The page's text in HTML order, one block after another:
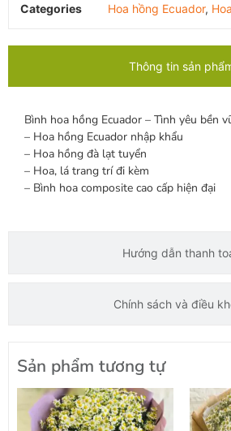
Categories
Hoa hồng Ecuador,
Thông tin sản
Hướng dẫn thanh
Chính sách và điều
Bình hoa hồng Ecuador – Tình yêu bền
– Hoa hồng Ecuador nhập khẩu
– Hoa hồng đà lạt tuyển
– Hoa, lá trang trí đi kèm
– Bình hoa composite cao cấp hiện đại
Sản phẩm tương tự